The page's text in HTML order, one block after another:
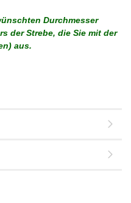
Durchmesser
der Strebe, die Sie mit der
aus.